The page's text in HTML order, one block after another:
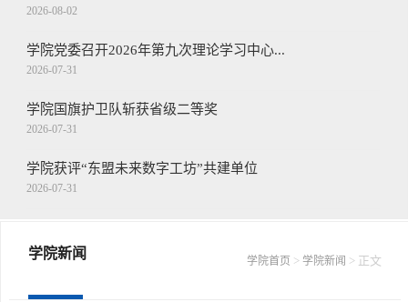
2026-08-02
学院党委召开2026年第九次理论学习中心...
2026-07-31
学院国旗护卫队斩获省级二等奖
2026-07-31
学院获评“东盟未来数字工坊”共建单位
2026-07-31
2026-07-30
学院首页 > 学院新闻 > 正文
学院新闻